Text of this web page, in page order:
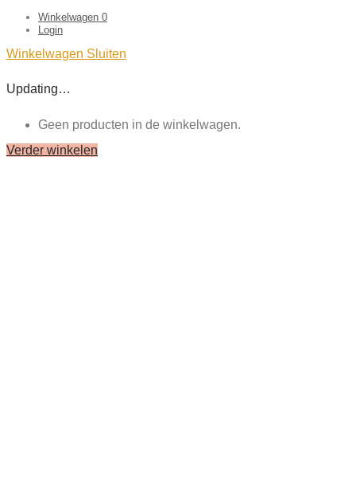
Winkelwagen 0
Login
Winkelwagen Sluiten
Updating…
Geen producten in de winkelwagen.
Verder winkelen